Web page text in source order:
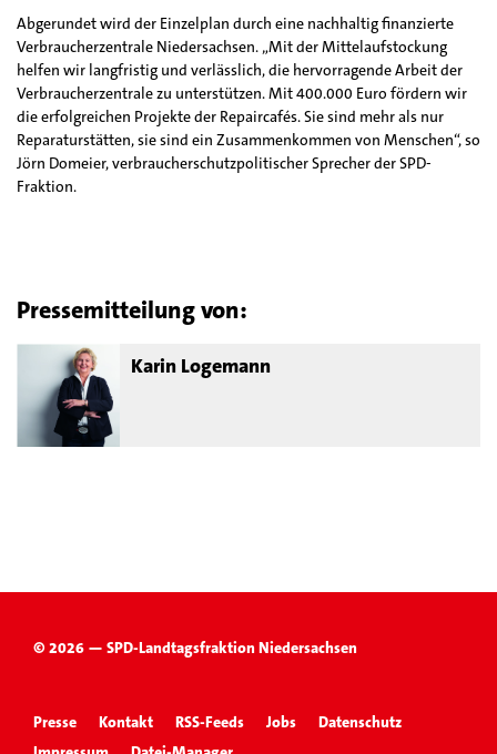
Abgerundet wird der Einzelplan durch eine nachhaltig finanzierte
Verbraucherzentrale Niedersachsen. „Mit der Mittelaufstockung
helfen wir langfristig und verlässlich, die hervorragende Arbeit der
Verbraucherzentrale zu unterstützen. Mit 400.000 Euro fördern wir
die erfolgreichen Projekte der Repaircafés. Sie sind mehr als nur
Reparaturstätten, sie sind ein Zusammenkommen von Menschen“, so
Jörn Domeier, verbraucherschutzpolitischer Sprecher der SPD-
Fraktion.
Pressemitteilung von:
Karin Logemann
© 2026 — SPD-Landtagsfraktion Niedersachsen
Presse Kontakt RSS-Feeds Jobs
Datenschutz